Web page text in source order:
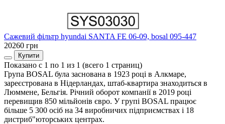
Сажевий фільтр hyundai SANTA FE 06-09, bosal 095-447
20260 грн
Купити
Показано с 1 по 1 из 1 (всего 1 страниц)
Група BOSAL була заснована в 1923 році в Алкмаре,
зареєстрована в Нідерландах, штаб-квартира знаходиться в
Люммене, Бельгія. Річний оборот компанії в 2019 році
перевищив 850 мільйонів євро. У групі BOSAL працює
більше 5 300 осіб на 34 виробничих підприємствах і 18
дистриб"юторських центрах.